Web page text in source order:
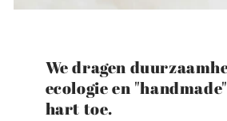
We dragen
ecologie en
hart toe.